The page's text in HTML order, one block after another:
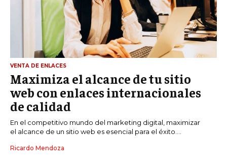
VENTA DE ENLACES
Maximiza el alcance de tu sitio
web con enlaces internacionales
de calidad
En el competitivo mundo del marketing digital, maximizar
el alcance de un sitio web es esencial para el éxito....
Ricardo Mendoza